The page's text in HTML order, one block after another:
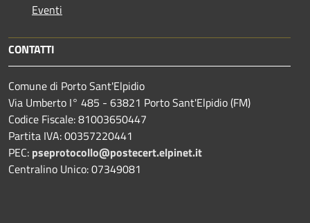
Eventi
CONTATTI
Comune di Porto Sant'Elpidio
Via Umberto I° 485 - 63821 Porto Sant'Elpidio (FM)
Codice Fiscale: 81003650447
Partita IVA: 00357220441
PEC: pseprotocollo@postecert.elpinet.it
Centralino Unico: 07349081